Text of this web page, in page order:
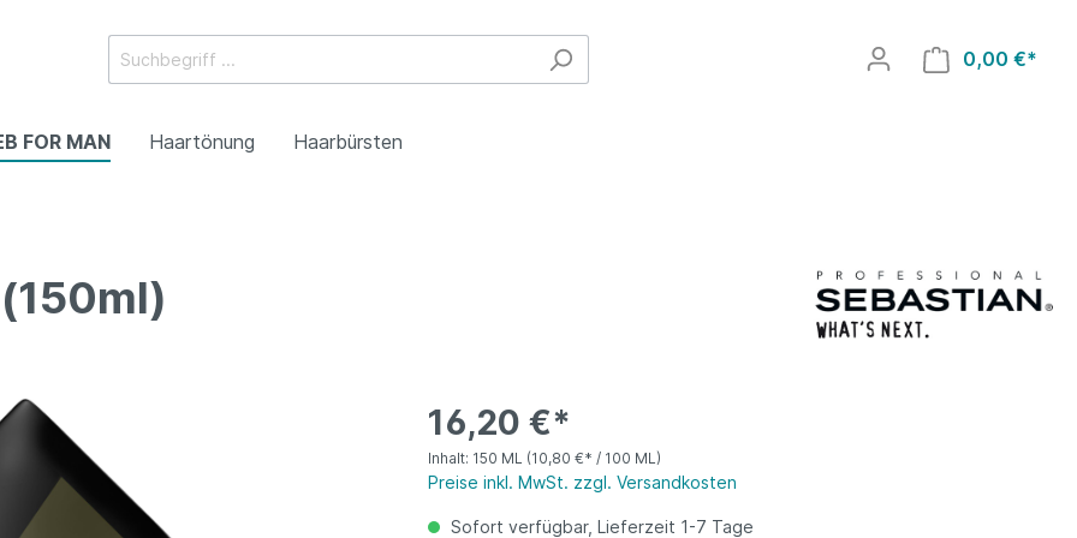
0,00 €*
FOR MAN Haartönung Haarbürsten
16,20 €*
Inhalt: 150 ML (10,80 €* / 100 ML)
Preise inkl. MwSt. zzgl. Versandkosten
Sofort verfügbar, Lieferzeit 1-7 Tage